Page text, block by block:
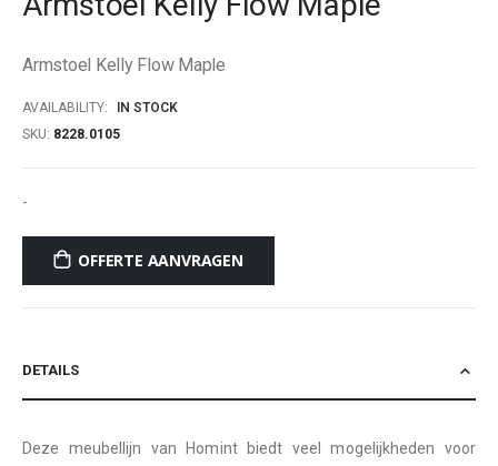
the
gallery
Armstoel Kelly Flow Maple
AVAILABILITY:
IN STOCK
SKU 8228.0105
-
OFFERTE AANVRAGEN
DETAILS
Deze meubellijn van Homint biedt veel mogelijkheden voor